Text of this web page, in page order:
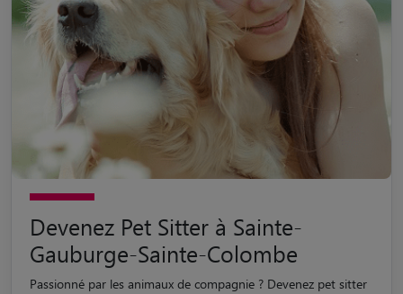
Devenez Pet Sitter à Sainte-
Gauburge-Sainte-Colombe
Passionné par les animaux de compagnie ? Devenez pet sitter